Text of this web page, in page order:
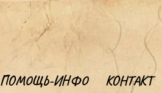
ПОМОЩЬ-ИНФО КОНТАКТ